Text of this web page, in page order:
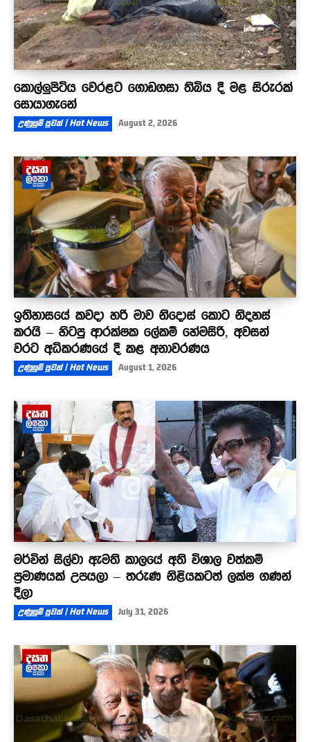
කොල්ලුපිටිය වෙරළට ගොඩගසා තිබිය දී මළ සිරුරක්
සොයාගැනේ
උණුසුම් පුවත් | Hot News August 2, 2026
ඉතිහාසයේ කවදා හරි මාව නිදොස් කොට නිදහස්
කරයි – හිටපු ආරක්ෂක ලේකම් හේමසිරි, අවසන්
වරට අධිකරණයේ දී කළ අනාවරණය
උණුසුම් පුවත් | Hot News August 1, 2026
මර්වින් සිල්වා ඇමති කාලයේ අති විශාල වත්කම්
ප්‍රමාණයක් උපයලා – තරුණ නිළියකටත් ලක්ෂ ගණන්
දීලා
උණුසුම් පුවත් | Hot News July 31, 2026